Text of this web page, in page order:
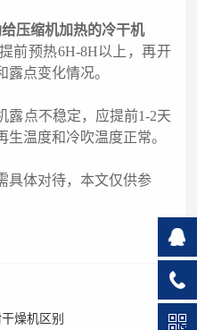
压缩机加热的冷干机
前预热6H-8H以上，再开
点变化情况。
露点不稳定，应提前1-2天
温度和冷吹温度正常。
具体对待，本文仅供参
燥机区别